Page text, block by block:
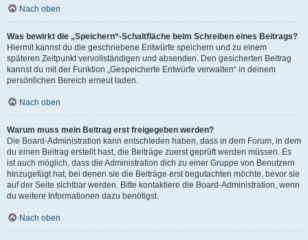
Nach oben
Was bewirkt die „Speichern“-Schaltfläche beim Schreiben eines Beitrags?
Hiermit kannst du die geschriebene Entwürfe speichern und zu einem
späteren Zeitpunkt vervollständigen und absenden. Den gesicherten Beitrag
kannst du mit der Funktion „Gespeicherte Entwürfe verwalten“ in deinem
persönlichen Bereich erneut laden.
Nach oben
Warum muss mein Beitrag erst freigegeben werden?
Die Board-Administration kann entschieden haben, dass in dem Forum, in dem
du einen Beitrag erstellt hast, die Beiträge zuerst geprüft werden müssen. Es
ist auch möglich, dass die Administration dich zu einer Gruppe von Benutzern
hinzugefügt hat, bei denen sie die Beiträge erst begutachten möchte, bevor sie
auf der Seite sichtbar werden. Bitte kontaktiere die Board-Administration, wenn
du weitere Informationen dazu benötigst.
Nach oben